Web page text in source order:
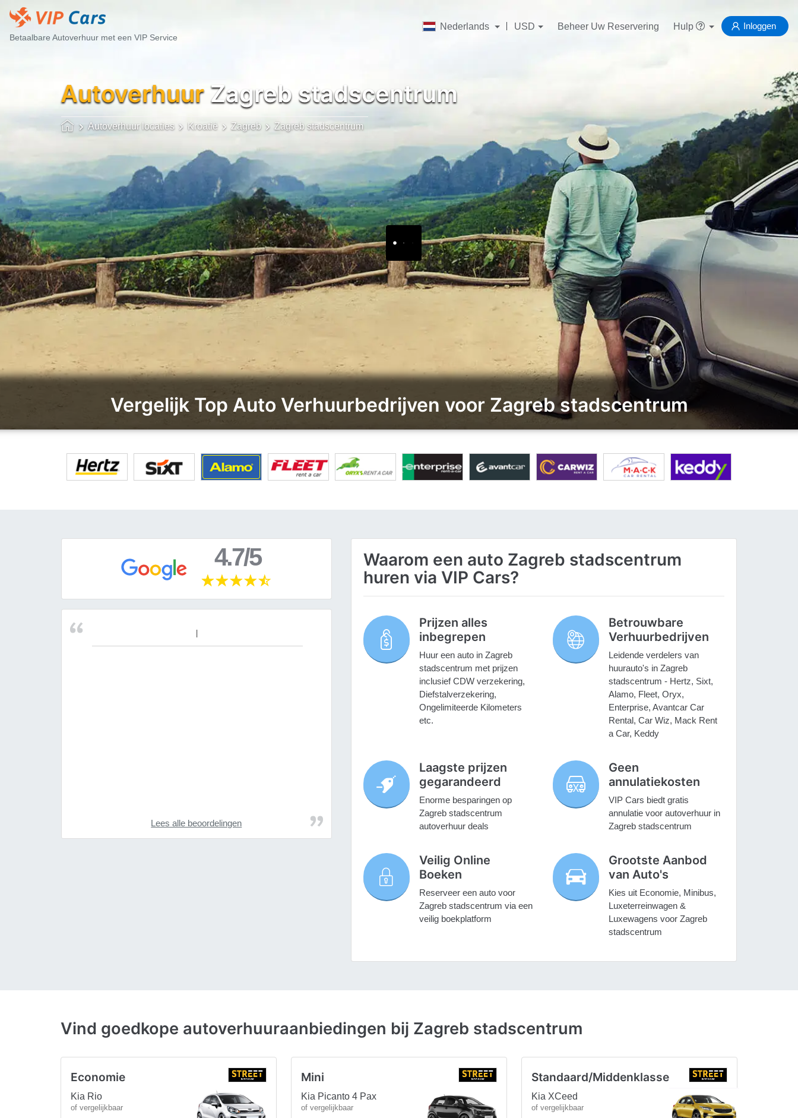
Betaalbare Autoverhuur met een VIP Service
Nederlands USD Beheer Uw Reservering Hulp Inloggen
AutoverhuurZagreb stadscentrum
Autoverhuur locaties Kroatië Zagreb Zagreb stadscentrum
Vergelijk Top Auto Verhuurbedrijven voor Zagreb stadscentrum
4.7/5
Lees alle beoordelingen
Waarom een auto Zagreb stadscentrum
huren via VIP Cars?
Prijzen alles
inbegrepen
Huur een auto in Zagreb
stadscentrum met prijzen
inclusief CDW verzekering,
Diefstalverzekering,
Ongelimiteerde Kilometers
etc.
Betrouwbare
Verhuurbedrijven
Leidende verdelers van
huurauto's in Zagreb
stadscentrum - Hertz, Sixt,
Alamo, Fleet, Oryx,
Enterprise, Avantcar Car
Rental, Car Wiz, Mack Rent
a Car, Keddy
Laagste prijzen
gegarandeerd
Enorme besparingen op
Zagreb stadscentrum
autoverhuur deals
Geen
annulatiekosten
VIP Cars biedt gratis
annulatie voor autoverhuur in
Zagreb stadscentrum
Veilig Online
Boeken
Reserveer een auto voor
Zagreb stadscentrum via een
veilig boekplatform
Grootste Aanbod
van Auto's
Kies uit Economie, Minibus,
Luxeterreinwagen &
Luxewagens voor Zagreb
stadscentrum
Vind goedkope autoverhuuraanbiedingen bij Zagreb stadscentrum
Economie
Kia Rio
of vergelijkbaar
Mini
Kia Picanto 4 Pax
of vergelijkbaar
Standaard/Middenklasse
Kia XCeed
of vergelijkbaar